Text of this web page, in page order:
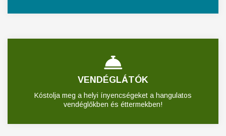
VENDÉGLÁTÓK
Kóstolja meg a helyi ínyencségeket a hangulatos
vendéglőkben és éttermekben!